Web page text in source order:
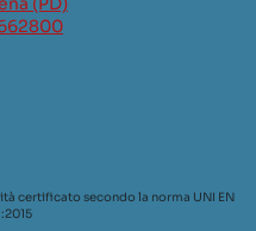
certificato secondo la norma UNI EN